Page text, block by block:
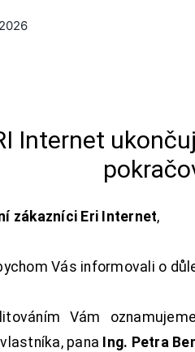
Internet
zákazníci Eri Internet,
Vás informovali o
Vám
pana Ing. Petra